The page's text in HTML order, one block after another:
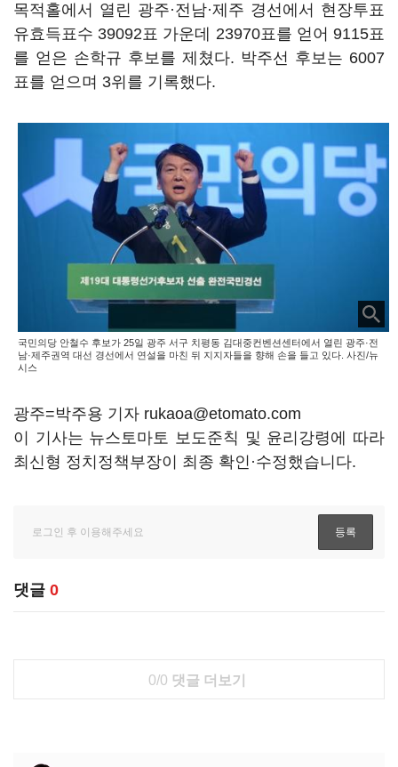
목적홀에서 열린 광주·전남·제주 경선에서 현장투표
유효득표수 39092표 가운데 23970표를 얻어 9115표
를 얻은 손학규 후보를 제쳤다. 박주선 후보는 6007
표를 얻으며 3위를 기록했다.
국민의당 안철수 후보가 25일 광주 서구 치평동 김대중컨벤션센터에서 열린 광주·전
남·제주권역 대선 경선에서 연설을 마친 뒤 지지자들을 향해 손을 들고 있다. 사진/뉴
시스
광주=박주용 기자 rukaoa@etomato.com
이 기사는 뉴스토마토 보도준칙 및 윤리강령에 따라
최신형 정치정책부장이 최종 확인·수정했습니다.
댓글 0
0/0 댓글 더보기